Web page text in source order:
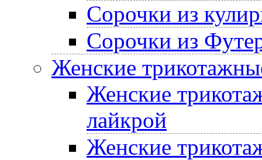
Сорочки из
Сорочки из
Женские
Женские
лайкрой
Женские